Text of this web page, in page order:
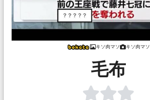
キソ肉マソ キソ肉マソ
毛布